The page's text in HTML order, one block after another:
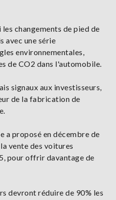
changements de pied de
avec une série
environnementales,
de CO2 dans l'automobile.
signaux aux investisseurs,
de la fabrication de
a proposé en décembre de
vente des voitures
pour offrir davantage de
devront réduire de 90% les